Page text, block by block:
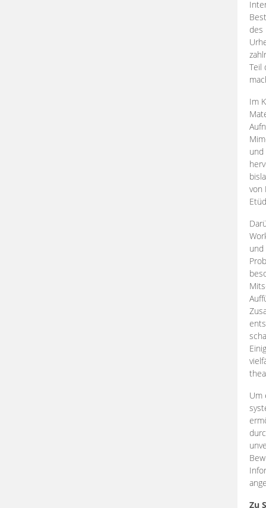
des
Teil
Im
und
von
und
Um
Zu